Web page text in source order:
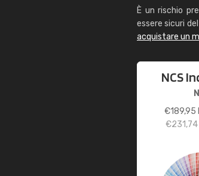
È un rischio
essere sicuri
acquistare un
NCS
€189,95
€231,74